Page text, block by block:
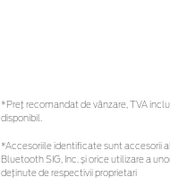
*Preţ recomandat de vânzare, TVA
disponibil.
*Accesoriile identificate sunt accesorii
Bluetooth SIG, Inc. și orice utilizare a
deținute de respectivii proprietari